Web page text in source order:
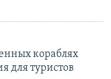
кораблях
для туристов